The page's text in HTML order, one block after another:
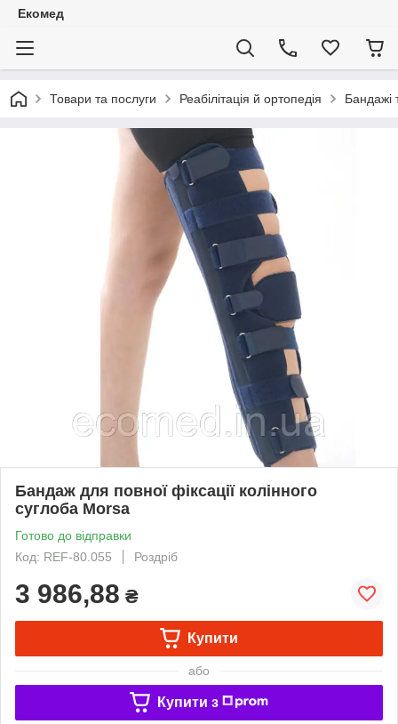
Екомед
Товари та послуги Реабілітація й ортопедія Бандажі
Бандаж для повної фіксації колінного
суглоба Morsa
Готово до відправки
Код: REF-80.055
Роздріб
3 986,88 ₴
Купити
або
Купити з